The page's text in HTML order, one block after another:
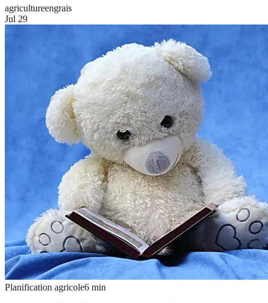
agricultureengrais
Jul 29
Planification agricole6 min